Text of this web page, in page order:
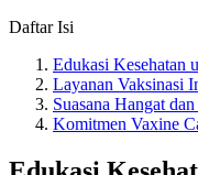
Daftar Isi
Edukasi Kesehatan
Layanan Vaksinasi
Suasana Hangat
Komitmen Vaxine